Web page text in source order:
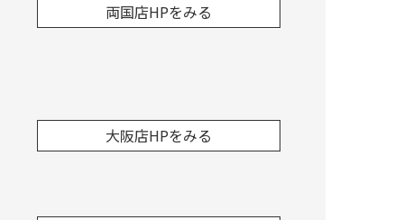
両国店HPをみる
大阪店HPをみる